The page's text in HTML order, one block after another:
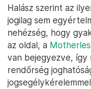
Halász szerint az
jogilag sem
nehézség, hogy
az oldal, a
van bejegyezve, így
rendőrség